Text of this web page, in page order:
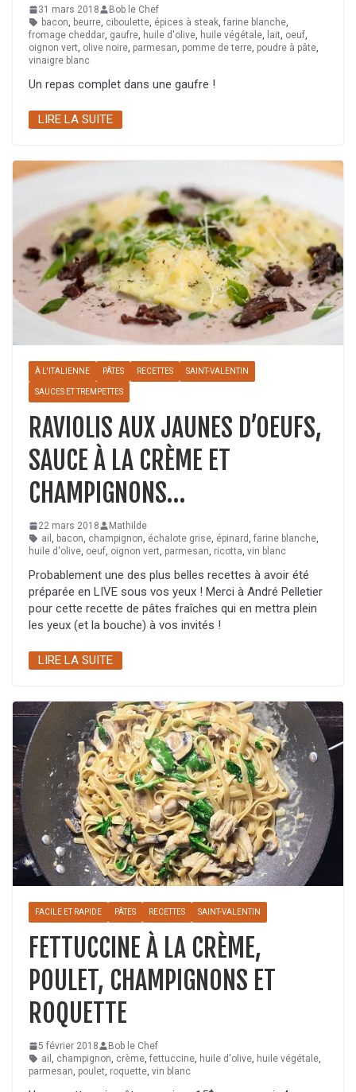
31 mars 2018
Bob le Chef
bacon, beurre, ciboulette, épices à steak, farine blanche,
fromage cheddar, gaufre, huile d'olive, huile végétale, lait, oeuf,
oignon vert, olive noire, parmesan, pomme de terre, poudre à pâte,
vinaigre blanc
Un repas complet dans une gaufre !
LIRE LA SUITE
À L'ITALIENNE PÂTES RECETTES SAINT-VALENTIN
SAUCES ET TREMPETTES
RAVIOLIS AUX JAUNES D’OEUFS,
SAUCE À LA CRÈME ET
CHAMPIGNONS…
22 mars 2018
Mathilde
ail
bacon champignon échalote grise épinard farine blanche
huile d'olive oeuf oignon vert parmesan ricotta vin blanc
Probablement une des plus belles recettes à avoir été
préparée en LIVE sous vos yeux ! Merci à André Pelletier
pour cette recette de pâtes fraîches qui en mettra plein
les yeux (et la bouche) à vos invités !
LIRE LA SUITE
FACILE ET RAPIDE PÂTES RECETTES SAINT-VALENTIN
FETTUCCINE À LA CRÈME,
POULET, CHAMPIGNONS ET
ROQUETTE
5 février 2018
Bob le Chef
ail
champignon crème fettuccine huile d'olive huile végétale
parmesan poulet roquette vin blanc